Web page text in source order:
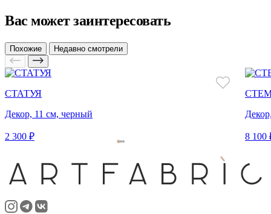
Вас может заинтересовать
Похожие Недавно смотрели
СТАТУЯ
Декор, 11 см, черный
2 300 ₽ 8 100